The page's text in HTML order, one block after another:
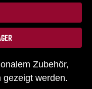
Zubehör,
gezeigt werden.